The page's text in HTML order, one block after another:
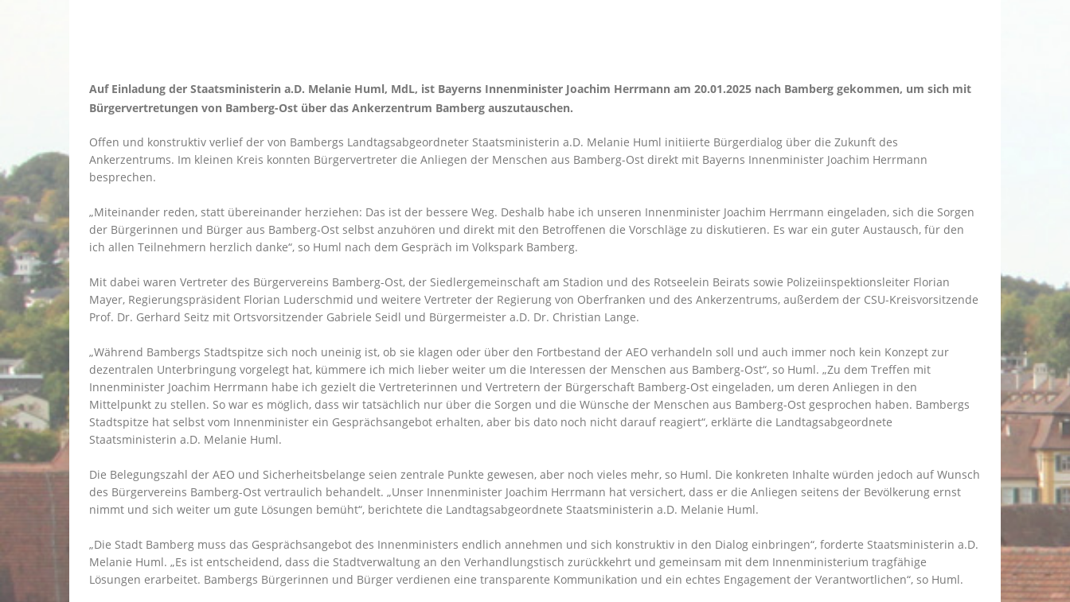
Auf Einladung der Staatsministerin a.D. Melanie Huml, MdL, ist Bayerns Innenminister Joachim Herrmann am 20.01.2025 nach Bamberg gekommen, um sich mit
Bürgervertretungen von Bamberg-Ost über das Ankerzentrum Bamberg auszutauschen.
Offen und konstruktiv verlief der von Bambergs Landtagsabgeordneter Staatsministerin a.D. Melanie Huml initiierte Bürgerdialog über die Zukunft des
Ankerzentrums. Im kleinen Kreis konnten Bürgervertreter die Anliegen der Menschen aus Bamberg-Ost direkt mit Bayerns Innenminister Joachim Herrmann
besprechen.
Miteinander reden, statt übereinander herziehen: Das ist der bessere Weg. Deshalb habe ich unseren Innenminister Joachim Herrmann eingeladen, sich die Sorgen
der Bürgerinnen und Bürger aus Bamberg-Ost selbst anzuhören und direkt mit den Betroffenen die Vorschläge zu diskutieren. Es war ein guter Austausch, für den
ich allen Teilnehmern herzlich danke“, so Huml nach dem Gespräch im Volkspark Bamberg.
Mit dabei waren Vertreter des Bürgervereins Bamberg-Ost, der Siedlergemeinschaft am Stadion und des Rotseelein Beirats sowie Polizeiinspektionsleiter Florian
Mayer, Regierungspräsident Florian Luderschmid und weitere Vertreter der Regierung von Oberfranken und des Ankerzentrums, außerdem der CSU-Kreisvorsitzende
Prof. Dr. Gerhard Seitz mit Ortsvorsitzender Gabriele Seidl und Bürgermeister a.D. Dr. Christian Lange.
Während Bambergs Stadtspitze sich noch uneinig ist, ob sie klagen oder über den Fortbestand der AEO verhandeln soll und auch immer noch kein Konzept zur
dezentralen Unterbringung vorgelegt hat, kümmere ich mich lieber weiter um die Interessen der Menschen aus Bamberg-Ost“, so Huml. „Zu dem Treffen mit
Innenminister Joachim Herrmann habe ich gezielt die Vertreterinnen und Vertretern der Bürgerschaft Bamberg-Ost eingeladen, um deren Anliegen in den
Mittelpunkt zu stellen. So war es möglich, dass wir tatsächlich nur über die Sorgen und die Wünsche der Menschen aus Bamberg-Ost gesprochen haben. Bambergs
Stadtspitze hat selbst vom Innenminister ein Gesprächsangebot erhalten, aber bis dato noch nicht darauf reagiert“, erklärte die Landtagsabgeordnete
Staatsministerin a.D. Melanie Huml.
Die Belegungszahl der AEO und Sicherheitsbelange seien zentrale Punkte gewesen, aber noch vieles mehr, so Huml. Die konkreten Inhalte würden jedoch auf Wunsch
des Bürgervereins Bamberg-Ost vertraulich behandelt. „Unser Innenminister Joachim Herrmann hat versichert, dass er die Anliegen seitens der Bevölkerung ernst
nimmt und sich weiter um gute Lösungen bemüht“, berichtete die Landtagsabgeordnete Staatsministerin a.D. Melanie Huml.
Die Stadt Bamberg muss das Gesprächsangebot des Innenministers endlich annehmen und sich konstruktiv in den Dialog einbringen“, forderte Staatsministerin a.D.
Melanie Huml. „Es ist entscheidend, dass die Stadtverwaltung an den Verhandlungstisch zurückkehrt und gemeinsam mit dem Innenministerium tragfähige
Lösungen erarbeitet. Bambergs Bürgerinnen und Bürger verdienen eine transparente Kommunikation und ein echtes Engagement der Verantwortlichen“, so Huml.